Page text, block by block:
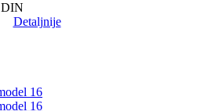
DIN
Detaljnije